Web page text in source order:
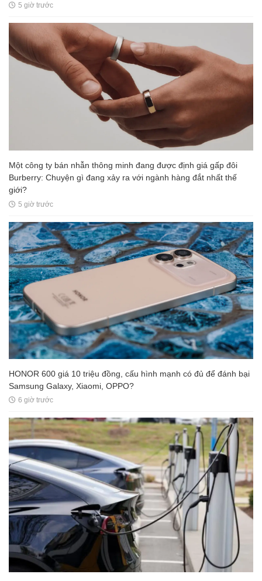
5 giờ trước
Một công ty bán nhẫn thông minh đang được định giá gấp đôi
Burberry: Chuyện gì đang xảy ra với ngành hàng đắt nhất thế
giới?
5 giờ trước
HONOR 600 giá 10 triệu đồng, cấu hình mạnh có đủ để đánh bại
Samsung Galaxy, Xiaomi, OPPO?
6 giờ trước